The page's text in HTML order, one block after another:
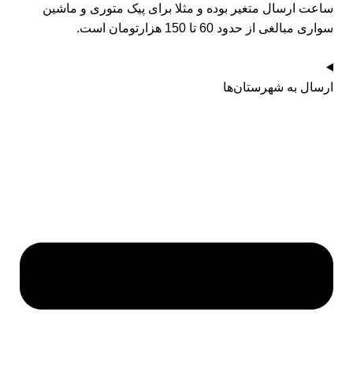
ساعت ارسال متغیر بوده و مثلا برای پیک متوری و ماشین
سواری مبالغی از حدود 60 تا 150 هزارتومان است.
ارسال به شهرستان‌ها